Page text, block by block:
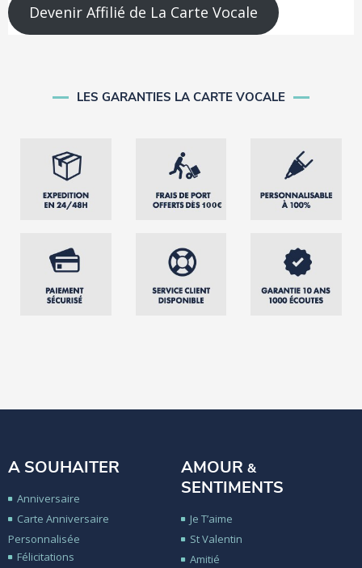
Devenir Affilié de La Carte Vocale
LES GARANTIES LA CARTE VOCALE
A SOUHAITER
Anniversaire
Carte Anniversaire
Personnalisée
Félicitations
AMOUR &
SENTIMENTS
Je T’aime
St Valentin
Amitié